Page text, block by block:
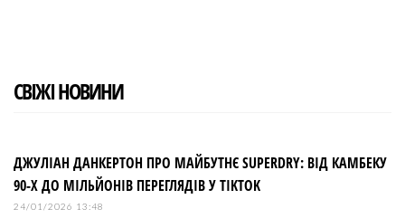
СВІЖІ НОВИНИ
ДЖУЛІАН ДАНКЕРТОН ПРО МАЙБУТНЄ SUPERDRY: ВІД КАМБЕКУ
90-Х ДО МІЛЬЙОНІВ ПЕРЕГЛЯДІВ У TIKTOK
24/01/2026 13:48